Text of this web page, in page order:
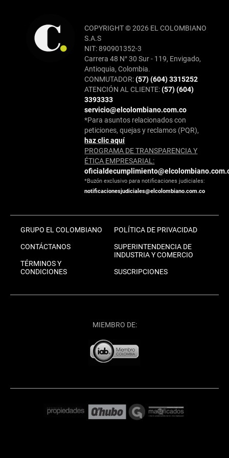
COPYRIGHT © 2026 EL COLOMBIANO
S.A.S
NIT: 890901352-3
Carrera 48 N° 30 Sur - 119, Envigado,
Antioquia, Colombia.
CONMUTADOR:(57) (604) 3315252
ATENCIÓN AL CLIENTE:(57) (604)
3393333
servicio@elcolombiano.com.co
*Para asuntos relacionados con
peticiones, quejas y reclamos (PQR),
haz clic aquí
PROGRAMA DE TRANSPARENCIA Y
ÉTICA EMPRESARIAL:
*Buzón exclusivo para notificaciones judiciales:
notificacionesjudiciales@elcolombiano.com.co
GRUPO EL COLOMBIANO
CONTÁCTANOS
TÉRMINOS Y
CONDICIONES
POLÍTICA DE PRIVACIDAD
SUPERINTENDENCIA DE
INDUSTRIA Y COMERCIO
SUSCRIPCIONES
MIEMBRO DE: